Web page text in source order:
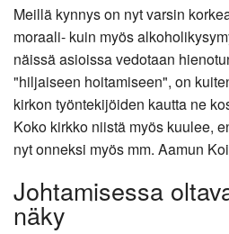
Meillä kynnys on nyt varsin
moraali- kuin myös
näissä asioissa vedotaan
"hiljaiseen hoitamiseen", on
kirkon työntekijöiden kautta ne
Koko kirkko niistä myös kuulee,
nyt onneksi myös mm. Aamun
Johtamisessa
näky